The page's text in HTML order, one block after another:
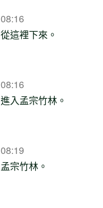
08:16
從這裡下來。
08:16
進入孟宗竹林。
08:19
孟宗竹林。